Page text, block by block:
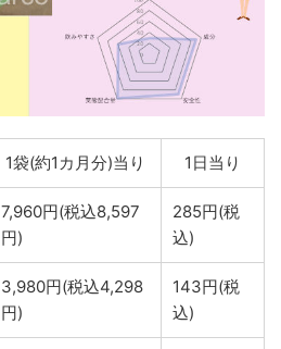
1袋(約1カ月分)当り 1日当り
7,960円(税込8,597
円)
285円(税
込)
3,980円(税込4,298
円)
143円(税
込)